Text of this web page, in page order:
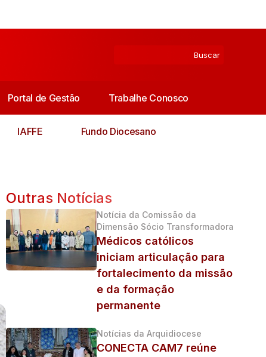
Portal de Gestão Trabalhe Conosco
IAFFE Fundo Diocesano
Outras Notícias
Notícia da Comissão da
Dimensão Sócio Transformadora
Médicos católicos
iniciam articulação para
fortalecimento da missão
e da formação
permanente
Notícias da Arquidiocese
CONECTA CAM7 reúne